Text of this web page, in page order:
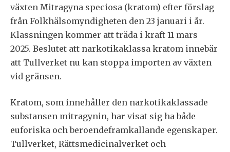
växten Mitragyna speciosa (kratom) efter förslag
från Folkhälsomyndigheten den 23 januari i år.
Klassningen kommer att träda i kraft 11 mars
2025. Beslutet att narkotikaklassa kratom innebär
att Tullverket nu kan stoppa importen av växten
vid gränsen.
Kratom, som innehåller den narkotikaklassade
substansen mitragynin, har visat sig ha både
euforiska och beroendeframkallande egenskaper.
Tullverket, Rättsmedicinalverket och